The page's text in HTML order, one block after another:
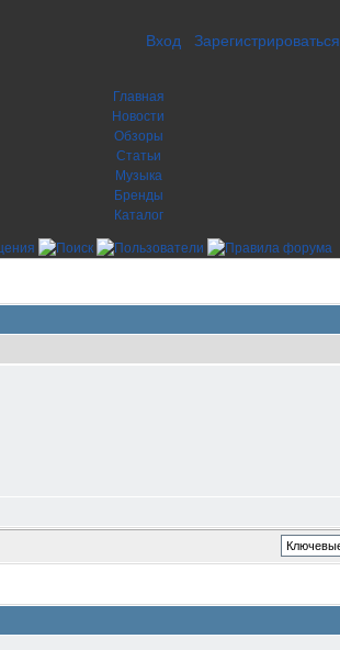
Вход Зарегистрироваться
Главная
Новости
Обзоры
Статьи
Музыка
Бренды
Каталог